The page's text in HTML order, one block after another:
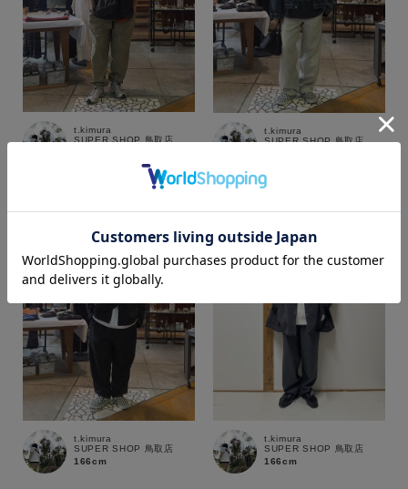
価格
商品タイプ
セール価格 WEB限定
t.kimura
SUPER SHOP 鳥取店
t.kimura
SUPER SHOP 鳥取店
t.kimura
SUPER SHOP 鳥取店
166cm
t.kimura
SUPER SHOP 鳥取店
166cm